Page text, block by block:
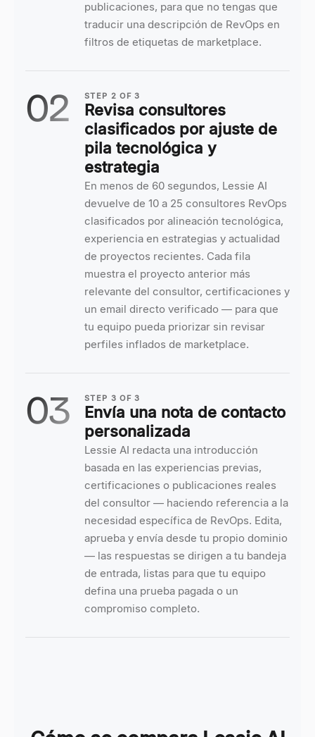
publicaciones, para que no tengas que
traducir una descripción de RevOps en
filtros de etiquetas de marketplace.
02 STEP 2 OF3
Revisa consultores
clasificados por ajuste de
pila tecnológica y
estrategia
En menos de 60 segundos, Lessie AI
devuelve de 10 a 25 consultores RevOps
clasificados por alineación tecnológica,
experiencia en estrategias y actualidad
de proyectos recientes. Cada fila
muestra el proyecto anterior más
relevante del consultor, certificaciones y
un email directo verificado — para que
tu equipo pueda priorizar sin revisar
perfiles inflados de marketplace.
03 STEP 3 OF3
Envía una nota de contacto
personalizada
Lessie AI redacta una introducción
basada en las experiencias previas,
certificaciones o publicaciones reales
del consultor — haciendo referencia a la
necesidad específica de RevOps. Edita,
aprueba y envía desde tu propio dominio
— las respuestas se dirigen a tu bandeja
de entrada, listas para que tu equipo
defina una prueba pagada o un
compromiso completo.